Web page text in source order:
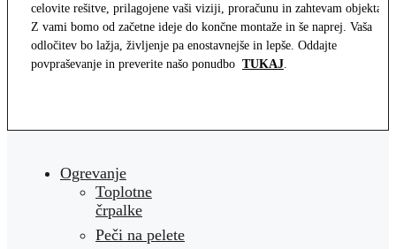
celovite rešitve, prilagojene vaši viziji, proračunu in zahtevam objekta.
Z vami bomo od začetne ideje do končne montaže in še naprej. Vaša
odločitev bo lažja, življenje pa enostavnejše in lepše. Oddajte
povpraševanje in preverite našo ponudbo TUKAJ
Ogrevanje
Toplotne
črpalke
Peči na pelete